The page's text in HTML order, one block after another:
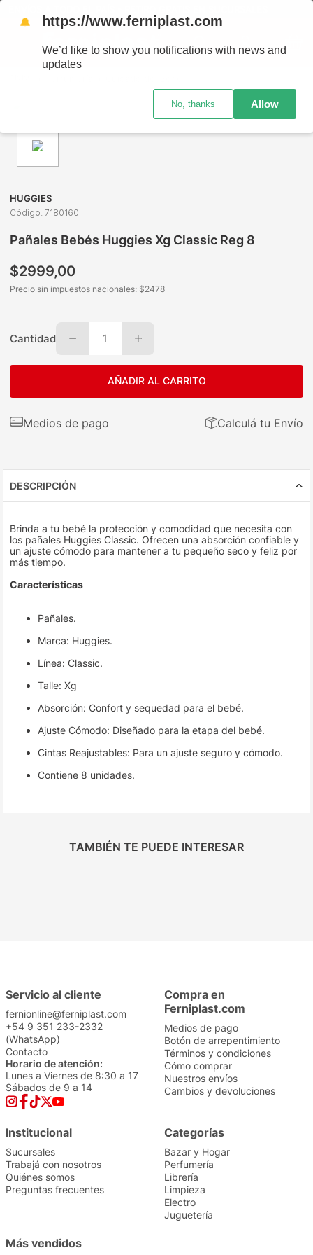
HUGGIES
Código:7180160
Pañales Bebés Huggies Xg Classic Reg 8
$2999,00
Precio sin impuestos nacionales: $2478
Cantidad 1
AÑADIR AL CARRITO
Medios de pago Calculá tu Envío
DESCRIPCIÓN
Brinda a tu bebé la protección y comodidad que necesita con
los pañales Huggies Classic. Ofrecen una absorción confiable y
un ajuste cómodo para mantener a tu pequeño seco y feliz por
más tiempo.
Características
Pañales.
Marca: Huggies.
Línea: Classic.
Talle: Xg
Absorción: Confort y sequedad para el bebé.
Ajuste Cómodo: Diseñado para la etapa del bebé.
Cintas Reajustables: Para un ajuste seguro y cómodo.
Contiene 8 unidades.
TAMBIÉN TE PUEDE INTERESAR
Servicio al cliente
fernionline@ferniplast.com
+54 9 351 233-2332
(WhatsApp)
Contacto
Horario de atención:
Lunes a Viernes de 8:30 a 17
Sábados de 9 a 14
Compra en
Ferniplast.com
Medios de pago
Botón de arrepentimiento
Términos y condiciones
Cómo comprar
Nuestros envíos
Cambios y devoluciones
Institucional
Sucursales
Trabajá con nosotros
Quiénes somos
Preguntas frecuentes
Categorías
Bazar y Hogar
Perfumería
Librería
Limpieza
Electro
Juguetería
Más vendidos
🔔 https://www.ferniplast.com
We’d like to show you notifications with news and
updates
No, thanks Allow